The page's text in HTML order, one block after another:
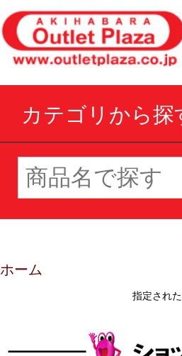
カテゴリから探
ホーム
指定され